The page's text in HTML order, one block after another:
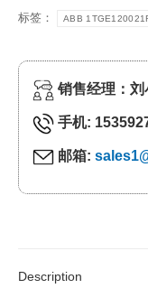
标签：
ABB
销售经理：刘
手机:
邮箱:
Description